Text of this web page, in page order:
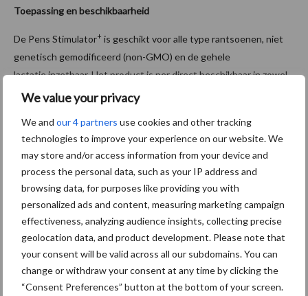
We value your privacy
We and our 4 partners use cookies and other tracking
technologies to improve your experience on our website. We
may store and/or access information from your device and
process the personal data, such as your IP address and
browsing data, for purposes like providing you with
personalized ads and content, measuring marketing campaign
effectiveness, analyzing audience insights, collecting precise
geolocation data, and product development. Please note that
your consent will be valid across all our subdomains. You can
change or withdraw your consent at any time by clicking the
“Consent Preferences” button at the bottom of your screen.
Toepassing en beschikbaarheid
De Pens Stimulator+ is geschikt voor alle type rantsoenen, niet
genetisch gemodificeerd (non-GMO) en de gehele
lactatie inzetbaar. Het product is per direct beschikbaar in zowel
zakgoed als toevoeging in verschillende krachtvoersoorten. De
voedingsaanpak.
Bron: ForFarmers
Aanbevolen voor jou!
Jaarverslag 2025 Royal A-
ware: omzet groeit,
nettoresultaat daalt